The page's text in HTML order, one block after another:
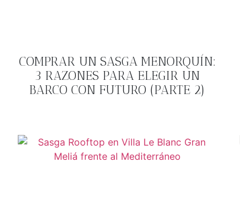
COMPRAR UN SASGA MENORQUÍN:
3 RAZONES PARA ELEGIR UN
BARCO CON FUTURO (PARTE 2)